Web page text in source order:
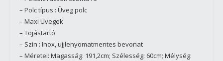
– Polc típus : Üveg polc
– Maxi Üvegek
– Tojástartó
– Szín : Inox, ujjlenyomatmentes bevonat
– Méretei: Magasság: 191,2cm; Szélesség: 60cm; Mélység: